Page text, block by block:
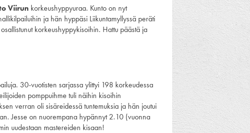
Viirun korkeushyppyuraa. Kunto on nyt
ja hän hyppäsi Liikuntamyllyssä peräti
korkeushyppykisoihin. Hattu päästä ja
30-vuotisten sarjassa ylittyi 198 korkeudessa
pomppuihme tuli näihin kisoihin
verran oli sisäreidessä tuntemuksia ja hän joutui
Jesse on nuorempana hypännyt 2.10 (vuonna
uudestaan mastereiden kisaan!